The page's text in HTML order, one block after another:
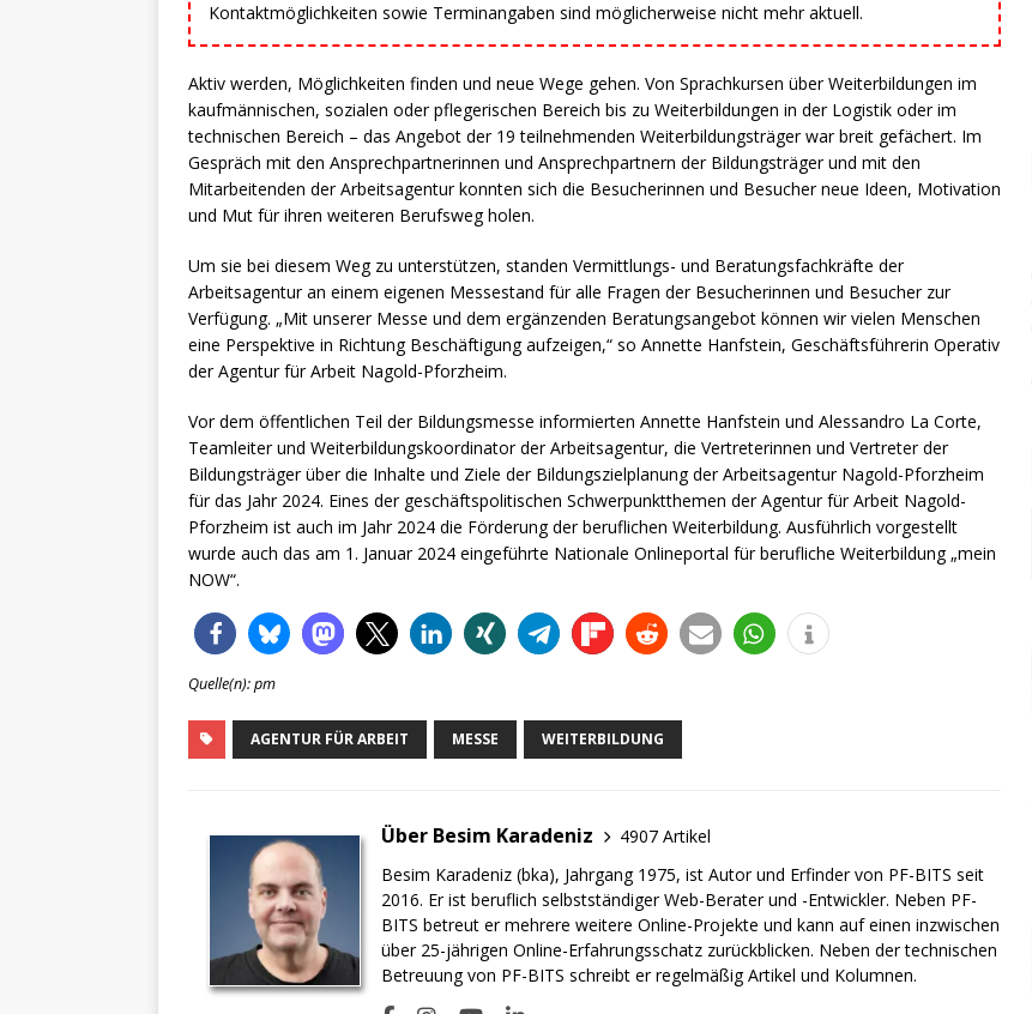
Kontaktmöglichkeiten sowie Terminangaben sind möglicherweise nicht mehr aktuell.
Aktiv werden, Möglichkeiten finden und neue Wege gehen. Von Sprachkursen über Weiterbildungen im
kaufmännischen, sozialen oder pflegerischen Bereich bis zu Weiterbildungen in der Logistik oder im
technischen Bereich – das Angebot der 19 teilnehmenden Weiterbildungsträger war breit gefächert. Im
Gespräch mit den Ansprechpartnerinnen und Ansprechpartnern der Bildungsträger und mit den
Mitarbeitenden der Arbeitsagentur konnten sich die Besucherinnen und Besucher neue Ideen, Motivation
und Mut für ihren weiteren Berufsweg holen.
Um sie bei diesem Weg zu unterstützen, standen Vermittlungs- und Beratungsfachkräfte der
Arbeitsagentur an einem eigenen Messestand für alle Fragen der Besucherinnen und Besucher zur
Verfügung. „Mit unserer Messe und dem ergänzenden Beratungsangebot können wir vielen Menschen
eine Perspektive in Richtung Beschäftigung aufzeigen,“ so Annette Hanfstein, Geschäftsführerin Operativ
der Agentur für Arbeit Nagold-Pforzheim.
Vor dem öffentlichen Teil der Bildungsmesse informierten Annette Hanfstein und Alessandro La Corte,
Teamleiter und Weiterbildungskoordinator der Arbeitsagentur, die Vertreterinnen und Vertreter der
Bildungsträger über die Inhalte und Ziele der Bildungszielplanung der Arbeitsagentur Nagold-Pforzheim
für das Jahr 2024. Eines der geschäftspolitischen Schwerpunktthemen der Agentur für Arbeit Nagold-
Pforzheim ist auch im Jahr 2024 die Förderung der beruflichen Weiterbildung. Ausführlich vorgestellt
wurde auch das am 1. Januar 2024 eingeführte Nationale Onlineportal für berufliche Weiterbildung „mein
NOW“.
Quelle(n): pm
AGENTUR FÜR ARBEIT MESSE WEITERBILDUNG
Über Besim Karadeniz
4907 Artikel
Besim Karadeniz (bka), Jahrgang 1975, ist Autor und Erfinder von PF-BITS seit
2016. Er ist beruflich selbstständiger Web-Berater und -Entwickler. Neben PF-
BITS betreut er mehrere weitere Online-Projekte und kann auf einen inzwischen
über 25-jährigen Online-Erfahrungsschatz zurückblicken. Neben der technischen
Betreuung von PF-BITS schreibt er regelmäßig Artikel und Kolumnen.